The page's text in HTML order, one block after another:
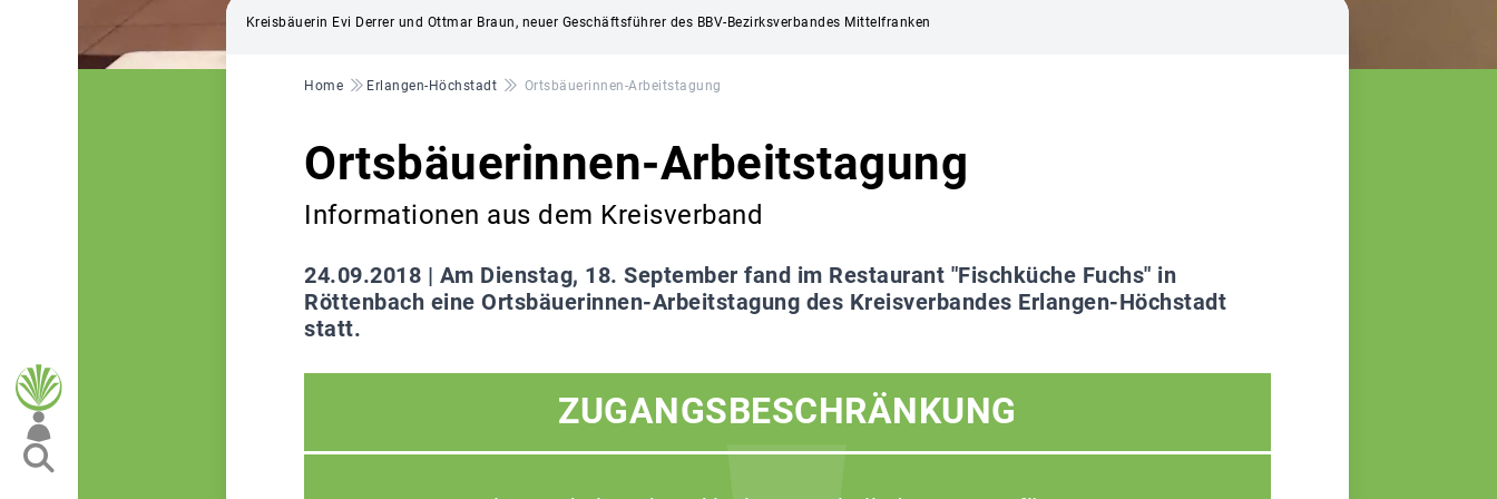
Kreisbäuerin Evi Derrer und Ottmar Braun, neuer Geschäftsführer des BBV-Bezirksverbandes Mittelfranken
Pfadnavigation
Home Erlangen-Höchstadt Ortsbäuerinnen-Arbeitstagung
Ortsbäuerinnen-Arbeitstagung
Informationen aus dem Kreisverband
24.09.2018 | Am Dienstag, 18. September fand im Restaurant "Fischküche Fuchs" in
Röttenbach eine Ortsbäuerinnen-Arbeitstagung des Kreisverbandes Erlangen-Höchstadt
statt.
ZUGANGSBESCHRÄNKUNG